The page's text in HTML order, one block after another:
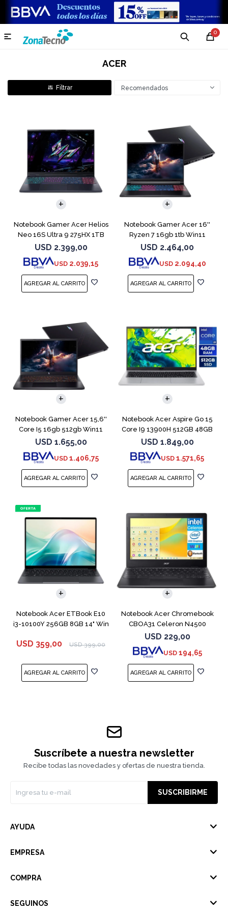
0

ACER
Recomendados
Notebook Gamer Acer Helios
Neo 16S Ultra 9 275HX 1TB
5060
USD 2.399,00
USD 2.039,15
Notebook Gamer Acer 16''
Ryzen 7 16gb 1tb Win11
Rtx5070
USD 2.464,00
USD 2.094,40
COMPARAR
Notebook Gamer Acer 15,6''
Core I5 16gb 512gb Win11
Rtx5050
USD 1.655,00
USD 1.406,75
COMPARAR
Notebook Acer Aspire Go 15
Core I9 13900H 512GB 48GB
15.6"
USD 1.849,00
USD 1.571,65
COMPARAR
Notebook Acer ETBook E10
i3-10100Y 256GB 8GB 14" Win
USD 359,00 USD 399,00
COMPARAR
Notebook Acer Chromebook
CBOA31 Celeron N4500
64GB 4GB 11.6"
USD 229,00
USD 194,65
COMPARAR
Suscríbete a nuestra newsletter
Recibe todas las novedades y ofertas de nuestra tienda.
SUSCRIBIRME
AYUDA
EMPRESA
COMPRA
SEGUINOS